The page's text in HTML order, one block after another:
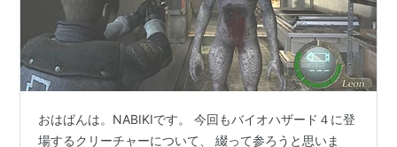
おはばんは。NABIKIです。 今回もバイオハザード４に登
場するクリーチャーについて、 綴って参ろうと思いま